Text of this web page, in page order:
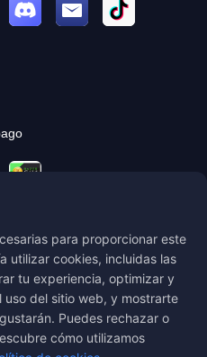
haciendo clic en "Servicio al
para proporcionar este
utilizar cookies, incluidas las
tu experiencia, optimizar y
del sitio web, y mostrarte
Puedes rechazar o
cómo utilizamos